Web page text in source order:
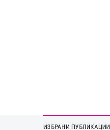
ИЗБРАНИ ПУБЛИКАЦИИ